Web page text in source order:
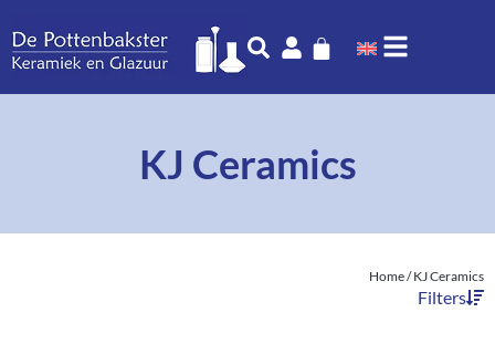
KJ Ceramics
Home/ KJ Ceramics
Filters